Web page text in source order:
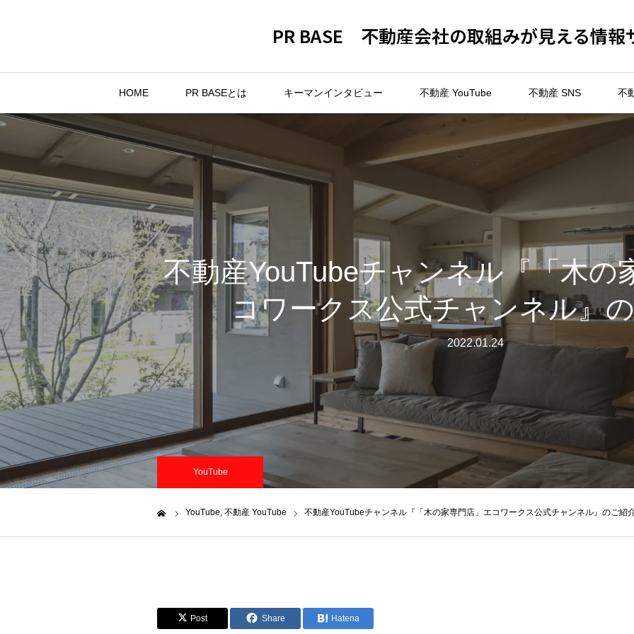
PR BASE 不動産会社の取組みが見える情報
HOME PR BASEとは キーマンインタビュー 不動産 YouTube 不動産 SNS 不
不動産YouTubeチャンネル『「木の
コワークス公式チャンネル』
2022.01.24
YouTube
YouTube 不動産 YouTube 不動産YouTubeチャンネル『「木の家専門店」エコワークス公式チャンネル』のご紹
Post Share Hatena